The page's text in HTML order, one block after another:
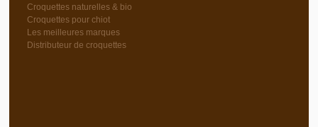
Croquettes naturelles & bio
Croquettes pour chiot
Les meilleures marques
Distributeur de croquettes